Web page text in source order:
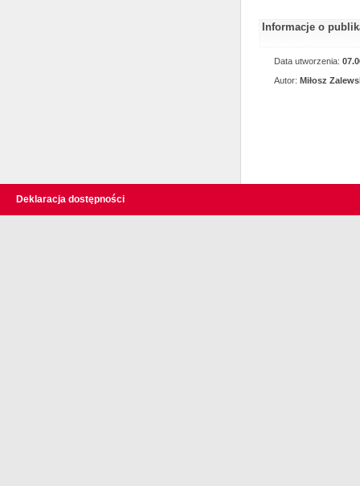
Informacje o
Data utworzenia:
Autor: Miłosz
Deklaracja dostępności